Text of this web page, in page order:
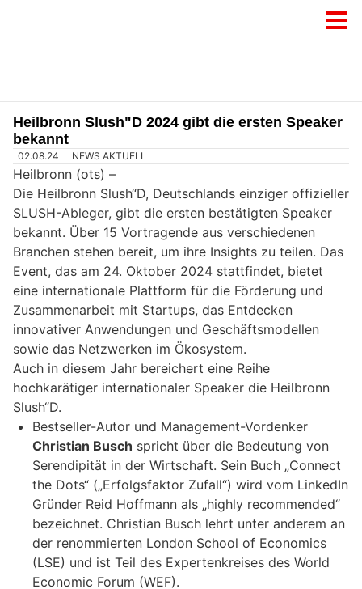
Heilbronn Slush"D 2024 gibt die ersten Speaker
bekannt
02.08.24 NEWS AKTUELL
Heilbronn (ots) –
Die Heilbronn Slush“D, Deutschlands einziger offizieller
SLUSH-Ableger, gibt die ersten bestätigten Speaker
bekannt. Über 15 Vortragende aus verschiedenen
Branchen stehen bereit, um ihre Insights zu teilen. Das
Event, das am 24. Oktober 2024 stattfindet, bietet
eine internationale Plattform für die Förderung und
Zusammenarbeit mit Startups, das Entdecken
innovativer Anwendungen und Geschäftsmodellen
sowie das Netzwerken im Ökosystem.
Auch in diesem Jahr bereichert eine Reihe
hochkarätiger internationaler Speaker die Heilbronn
Slush“D.
Bestseller-Autor und Management-Vordenker
Christian Busch spricht über die Bedeutung von
Serendipität in der Wirtschaft. Sein Buch „Connect
the Dots“ („Erfolgsfaktor Zufall“) wird vom LinkedIn
Gründer Reid Hoffmann als „highly recommended“
bezeichnet. Christian Busch lehrt unter anderem an
der renommierten London School of Economics
(LSE) und ist Teil des Expertenkreises des World
Economic Forum (WEF).